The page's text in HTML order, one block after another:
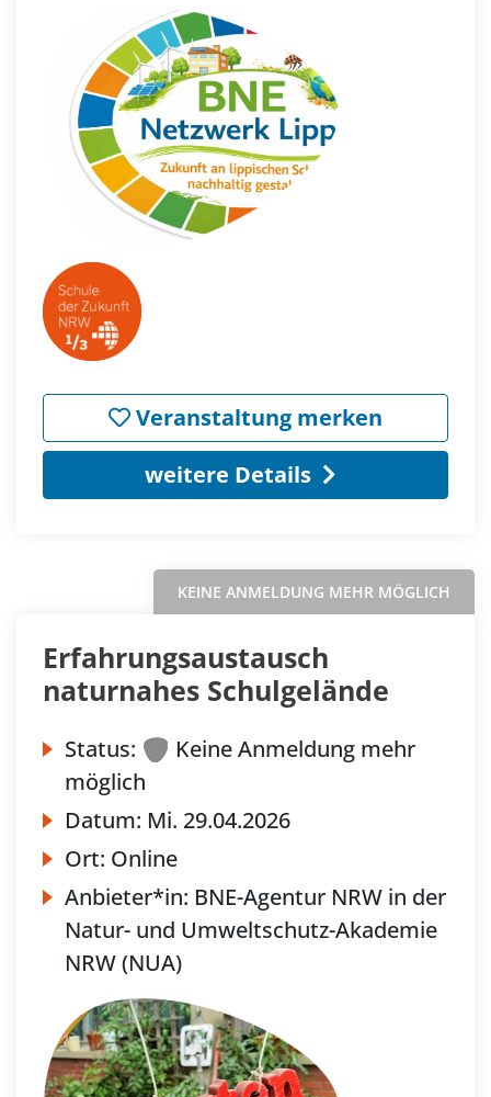
Veranstaltung merken
weitere Details
KEINE ANMELDUNG MEHR MÖGLICH
Erfahrungsaustausch
naturnahes Schulgelände
Status:
Keine Anmeldung mehr
möglich
Datum: Mi. 29.04.2026
Ort: Online
Anbieter*in: BNE-Agentur NRW in der
Natur- und Umweltschutz-Akademie
NRW (NUA)